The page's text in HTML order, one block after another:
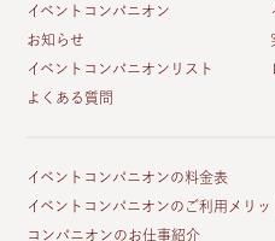
イベントコンパニオン
お知らせ
イベントコンパニオンリスト
よくある質問
イベントコンパニオンの料金表
イベントコンパニオンのご利用メリッ
コンパニオンのお仕事紹介